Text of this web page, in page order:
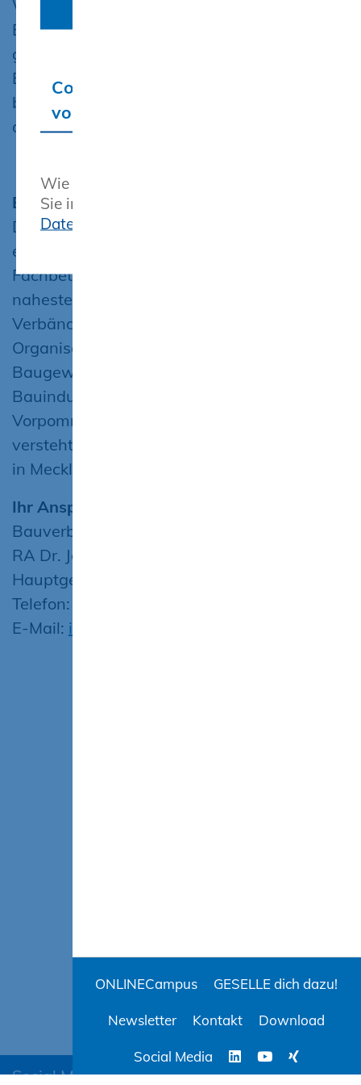
Cookie-Einstellungen
vornehmen
Wie wir diese Daten verarbeiten, finden
Sie in unserer Erklärung zum
Datenschutz
Wenn es dann noch heißt, man findet kaum
Bauhandwerker, ist das schlicht falsch! Es
gibt aktuell keine Kapazitätsengpässe. Die
Baufirmen in unserem Bundesland stehen
bereit“, so Dr. Jörn-Christoph Jansen
abschließend.
Bauverband Mecklenburg-Vorpommern e. V.
Der Bauverband Mecklenburg-Vorpommern
e. V. ist der Zusammenschluss von
Fachbetrieben des Bauhauptgewerbes und
nahestehender Gewerke sowie weiterer
Verbände, Unternehmen und
Organisationen. Durch die Fusion des
Baugewerbeverbandes und des
Bauindustrieverbandes Mecklenburg-
Vorpommern wurde er 2008 gebildet. Er
versteht sich als Vertreter der Bauwirtschaft
in Mecklenburg-Vorpommern.
Ihr Ansprechpartner
Bauverband Mecklenburg-Vorpommern e. V.
RA Dr. Jörn-Christoph Jansen;
Hauptgeschäftsführer
Telefon: 0385 7418-0
E-Mail: info@bauverband-mv.de
Social Media
ONLINECampus GESELLE dich dazu!
Newsletter Kontakt Download
Social Media